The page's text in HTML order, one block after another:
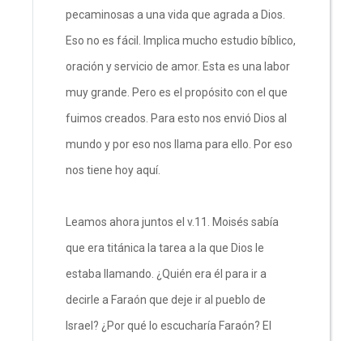
pecaminosas a una vida que agrada a Dios.
Eso no es fácil. Implica mucho estudio bíblico,
oración y servicio de amor. Esta es una labor
muy grande. Pero es el propósito con el que
fuimos creados. Para esto nos envió Dios al
mundo y por eso nos llama para ello. Por eso
nos tiene hoy aquí.
Leamos ahora juntos el v.11. Moisés sabía
que era titánica la tarea a la que Dios le
estaba llamando. ¿Quién era él para ir a
decirle a Faraón que deje ir al pueblo de
Israel? ¿Por qué lo escucharía Faraón? El